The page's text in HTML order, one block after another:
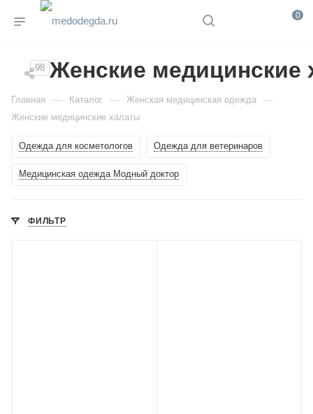
0
Женские медицинские
98
Главная — Каталог — Женская медицинская одежда —
Женские медицинские халаты
Одежда для косметологов Одежда для ветеринаров
Медицинская одежда Модный доктор
ФИЛЬТР